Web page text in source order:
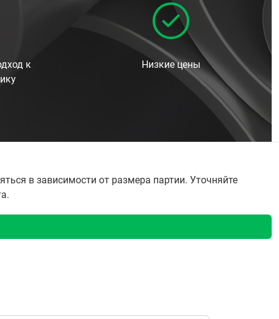
к
Низкие цены
в зависимости от размера партии. Уточняйте